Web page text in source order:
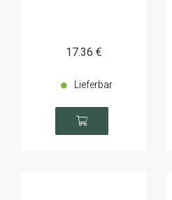
17.36 €
Lieferbar